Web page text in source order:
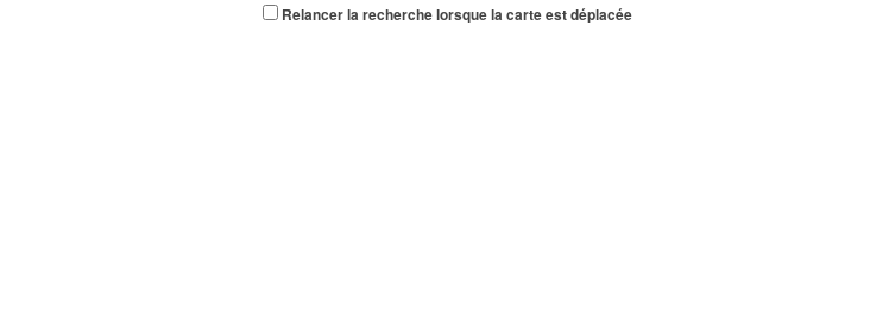
A&N EXPORTS LTD
Relancer la recherche lorsque la carte est déplacée